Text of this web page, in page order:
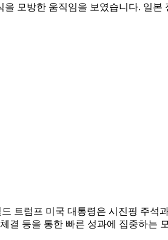
모방한 움직임을 보였습니다. 일
트럼프 미국 대통령은 시진핑 주석
등을 통한 빠른 성과에 집중하는